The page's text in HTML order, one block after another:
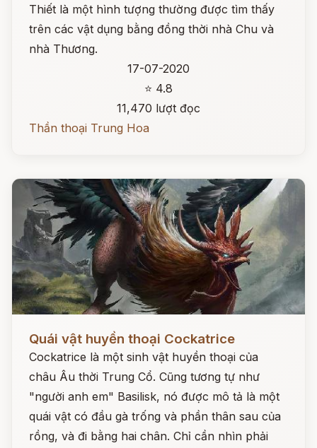
Thiết là một hình tượng thường được tìm thấy
trên các vật dụng bằng đồng thời nhà Chu và
nhà Thương.
17-07-2020
⭐ 4.8
11,470 lượt đọc
Thần thoại Trung Hoa
Quái vật huyền thoại Cockatrice
Cockatrice là một sinh vật huyền thoại của
châu Âu thời Trung Cổ. Cũng tương tự như
"người anh em" Basilisk, nó được mô tả là một
quái vật có đầu gà trống và phần thân sau của
rồng, và đi bằng hai chân. Chỉ cần nhìn phải